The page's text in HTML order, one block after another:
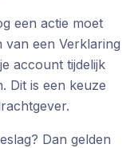
een actie moet
een Verklaring
account tijdelijk
Dit is een keuze
Dan gelden